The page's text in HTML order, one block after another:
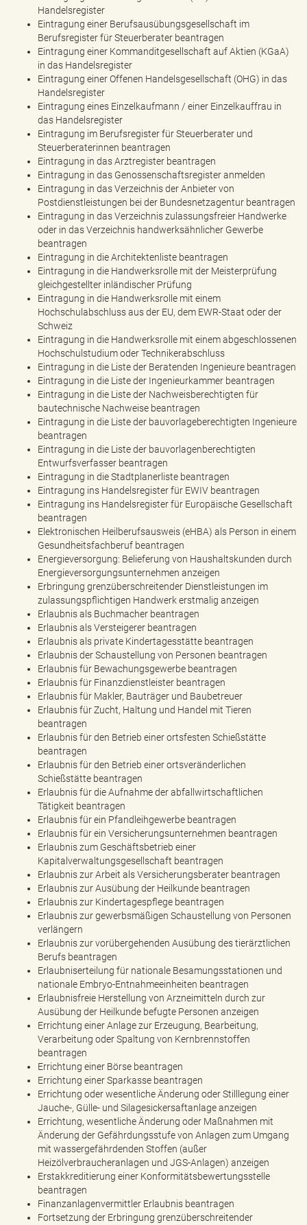
Handelsregister
Eintragung einer Berufsausübungsgesellschaft im
Berufsregister für Steuerberater beantragen
Eintragung einer Kommanditgesellschaft auf Aktien (KGaA)
in das Handelsregister
Eintragung einer Offenen Handelsgesellschaft (OHG) in das
Handelsregister
Eintragung eines Einzelkaufmann / einer Einzelkauffrau in
das Handelsregister
Eintragung im Berufsregister für Steuerberater und
Steuerberaterinnen beantragen
Eintragung in das Arztregister beantragen
Eintragung in das Genossenschaftsregister anmelden
Eintragung in das Verzeichnis der Anbieter von
Postdienstleistungen bei der Bundesnetzagentur beantragen
Eintragung in das Verzeichnis zulassungsfreier Handwerke
oder in das Verzeichnis handwerksähnlicher Gewerbe
beantragen
Eintragung in die Architektenliste beantragen
Eintragung in die Handwerksrolle mit der Meisterprüfung
gleichgestellter inländischer Prüfung
Eintragung in die Handwerksrolle mit einem
Hochschulabschluss aus der EU, dem EWR-Staat oder der
Schweiz
Eintragung in die Handwerksrolle mit einem abgeschlossenen
Hochschulstudium oder Technikerabschluss
Eintragung in die Liste der Beratenden Ingenieure beantragen
Eintragung in die Liste der Ingenieurkammer beantragen
Eintragung in die Liste der Nachweisberechtigten für
bautechnische Nachweise beantragen
Eintragung in die Liste der bauvorlageberechtigten Ingenieure
beantragen
Eintragung in die Liste der bauvorlagenberechtigten
Entwurfsverfasser beantragen
Eintragung in die Stadtplanerliste beantragen
Eintragung ins Handelsregister für EWIV beantragen
Eintragung ins Handelsregister für Europäische Gesellschaft
beantragen
Elektronischen Heilberufsausweis (eHBA) als Person in einem
Gesundheitsfachberuf beantragen
Energieversorgung: Belieferung von Haushaltskunden durch
Energieversorgungsunternehmen anzeigen
Erbringung grenzüberschreitender Dienstleistungen im
zulassungspflichtigen Handwerk erstmalig anzeigen
Erlaubnis als Buchmacher beantragen
Erlaubnis als Versteigerer beantragen
Erlaubnis als private Kindertagesstätte beantragen
Erlaubnis der Schaustellung von Personen beantragen
Erlaubnis für Bewachungsgewerbe beantragen
Erlaubnis für Finanzdienstleister beantragen
Erlaubnis für Makler, Bauträger und Baubetreuer
Erlaubnis für Zucht, Haltung und Handel mit Tieren
beantragen
Erlaubnis für den Betrieb einer ortsfesten Schießstätte
beantragen
Erlaubnis für den Betrieb einer ortsveränderlichen
Schießstätte beantragen
Erlaubnis für die Aufnahme der abfallwirtschaftlichen
Tätigkeit beantragen
Erlaubnis für ein Pfandleihgewerbe beantragen
Erlaubnis für ein Versicherungsunternehmen beantragen
Erlaubnis zum Geschäftsbetrieb einer
Kapitalverwaltungsgesellschaft beantragen
Erlaubnis zur Arbeit als Versicherungsberater beantragen
Erlaubnis zur Ausübung der Heilkunde beantragen
Erlaubnis zur Kindertagespflege beantragen
Erlaubnis zur gewerbsmäßigen Schaustellung von Personen
verlängern
Erlaubnis zur vorübergehenden Ausübung des tierärztlichen
Berufs beantragen
Erlaubniserteilung für nationale Besamungsstationen und
nationale Embryo-Entnahmeeinheiten beantragen
Erlaubnisfreie Herstellung von Arzneimitteln durch zur
Ausübung der Heilkunde befugte Personen anzeigen
Errichtung einer Anlage zur Erzeugung, Bearbeitung,
Verarbeitung oder Spaltung von Kernbrennstoffen
beantragen
Errichtung einer Börse beantragen
Errichtung einer Sparkasse beantragen
Errichtung oder wesentliche Änderung oder Stilllegung einer
Jauche-, Gülle- und Silagesickersaftanlage anzeigen
Errichtung, wesentliche Änderung oder Maßnahmen mit
Änderung der Gefährdungsstufe von Anlagen zum Umgang
mit wassergefährdenden Stoffen (außer
Heizölverbraucheranlagen und JGS-Anlagen) anzeigen
Erstakkreditierung einer Konformitätsbewertungsstelle
beantragen
Finanzanlagenvermittler Erlaubnis beantragen
Fortsetzung der Erbringung grenzüberschreitender